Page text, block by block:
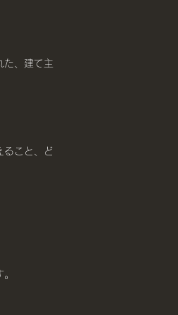
た、建て主
ること、ど